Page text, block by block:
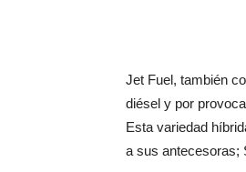
Jet Fuel, también
diésel y por
Esta variedad
a sus antecesoras;